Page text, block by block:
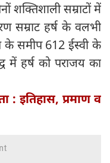
सम्राटों में
सम्राट हर्ष के वलभी
के समीप 612 ईस्वी के
में हर्ष को पराजय का
: इतिहास, प्रमाण व